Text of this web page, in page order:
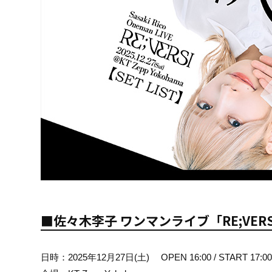
■佐々木李子 ワンマンライブ「
日時：2025年12月27日(土) OPEN 16:00 / START 17:00